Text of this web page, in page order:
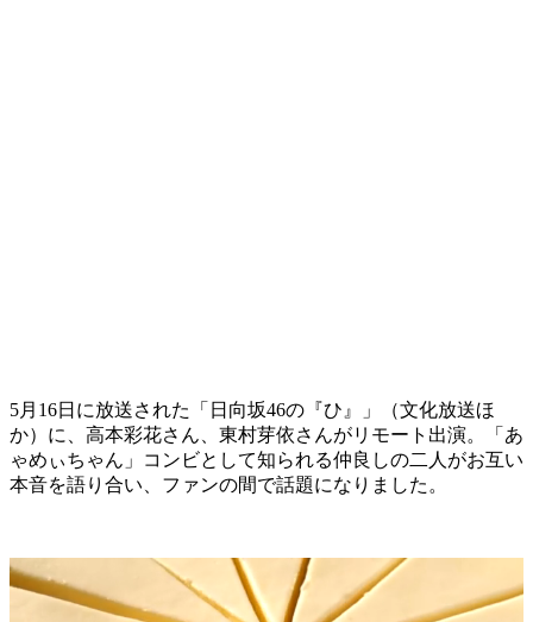
5月16日に放送された「日向坂46の『ひ』」（文化放送ほ
か）に、高本彩花さん、東村芽依さんがリモート出演。「あ
ゃめぃちゃん」コンビとして知られる仲良しの二人がお互い
本音を語り合い、ファンの間で話題になりました。